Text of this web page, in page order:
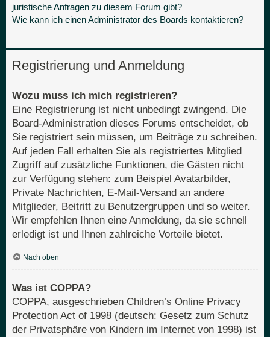
juristische Anfragen zu diesem Forum gibt?
Wie kann ich einen Administrator des Boards kontaktieren?
Registrierung und Anmeldung
Wozu muss ich mich registrieren?
Eine Registrierung ist nicht unbedingt zwingend. Die
Board-Administration dieses Forums entscheidet, ob
Sie registriert sein müssen, um Beiträge zu schreiben.
Auf jeden Fall erhalten Sie als registriertes Mitglied
Zugriff auf zusätzliche Funktionen, die Gästen nicht
zur Verfügung stehen: zum Beispiel Avatarbilder,
Private Nachrichten, E-Mail-Versand an andere
Mitglieder, Beitritt zu Benutzergruppen und so weiter.
Wir empfehlen Ihnen eine Anmeldung, da sie schnell
erledigt ist und Ihnen zahlreiche Vorteile bietet.
Nach oben
Was ist COPPA?
COPPA, ausgeschrieben Children’s Online Privacy
Protection Act of 1998 (deutsch: Gesetz zum Schutz
der Privatsphäre von Kindern im Internet von 1998) ist